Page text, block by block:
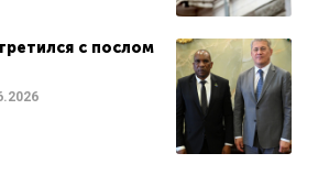
с послом